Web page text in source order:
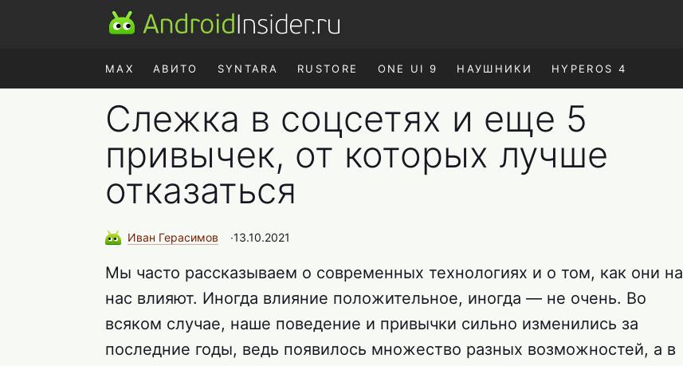
MAX АВИТО SYNTARA RUSTORE ONE UI 9 НАУШНИКИ HYPEROS 4
Слежка в соцсетях и еще 5
привычек, от которых лучше
отказаться
Иван Герасимов ∙13.10.2021
Мы часто рассказываем о современных технологиях и о том, как они на
нас влияют. Иногда влияние положительное, иногда — не очень. Во
всяком случае, наше поведение и привычки сильно изменились за
последние годы, ведь появилось множество разных возможностей, а в